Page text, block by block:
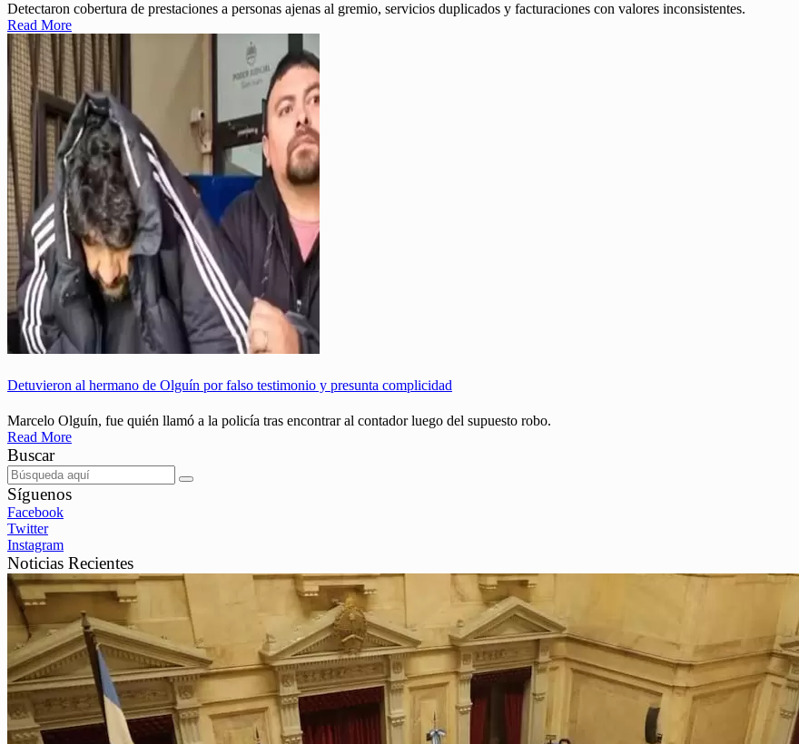
Detectaron cobertura de prestaciones a personas ajenas al gremio, servicios duplicados y facturaciones con valores inconsistentes.
Read More
Detuvieron al hermano de Olguín por falso testimonio y presunta complicidad
Marcelo Olguín, fue quién llamó a la policía tras encontrar al contador luego del supuesto robo.
Read More
Buscar
Síguenos
Facebook
Twitter
Instagram
Noticias Recientes